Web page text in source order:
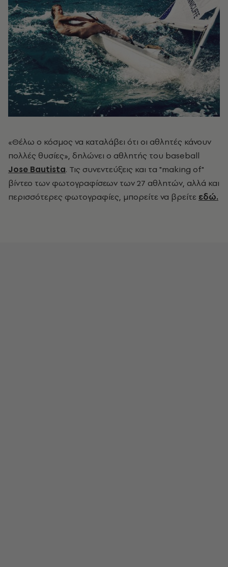
«Θέλω ο κόσμος να καταλάβει ότι οι αθλητές κάνουν
πολλές θυσίες», δηλώνει ο αθλητής του baseball
Jose Bautista. Τις συνεντεύξεις και τα "making of"
βίντεο των φωτογραφίσεων των 27 αθλητών, αλλά και
περισσότερες φωτογραφίες, μπορείτε να βρείτε εδώ.